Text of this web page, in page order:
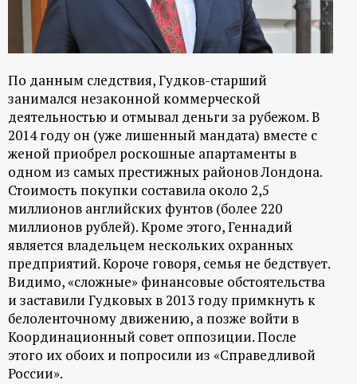
По данным следствия, Гудков-старший
занимался незаконной коммерческой
деятельностью и отмывал деньги за рубежом. В
2014 году он (уже лишенный мандата) вместе с
женой приобрел роскошные апартаменты в
одном из самых престижных районов Лондона.
Стоимость покупки составила около 2,5
миллионов английских фунтов (более 220
миллионов рублей). Кроме этого, Геннадий
является владельцем нескольких охранных
предприятий. Короче говоря, семья не бедствует.
Видимо, «сложные» финансовые обстоятельства
и заставили Гудковых в 2013 году примкнуть к
белоленточному движению, а позже войти в
Координационный совет оппозиции. После
этого их обоих и попросили из «Справедливой
России».